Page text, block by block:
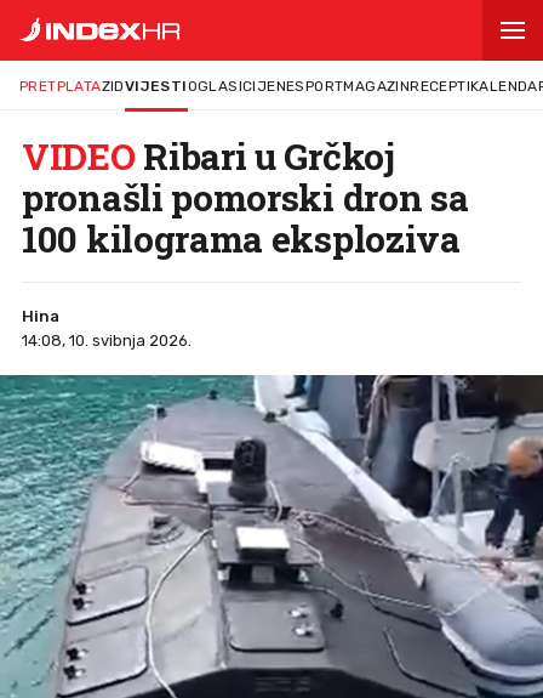
PRETPLATAZIDVIJESTIOGLASICIJENESPORTMAGAZINRECEPTI
VIDEORibari u Grčkoj
pronašli pomorski dron sa
100 kilograma eksploziva
Hina
14:08, 10. svibnja 2026.